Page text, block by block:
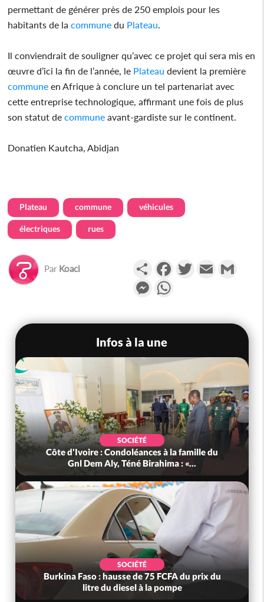
permettant de générer près de 250 emplois pour les
habitants de lacommune du Plateau
Il conviendrait de souligner qu’avec ce projet qui sera mis en
œuvre d’ici la fin de l’année, le Plateau devient la première
commune en Afrique à conclure un tel partenariat avec
cette entreprise technologique, affirmant une fois de plus
son statut decommune avant-gardiste sur le continent.
Donatien Kautcha, Abidjan
Plateau commune véhicules
électriques rues
Par Koaci PartagerFacebookTwitterEmail
Messenger
Infos à la une
SOCIÉTÉ
Côte d'Ivoire : Condoléances à la famille du
Gnl Dem Aly, Téné Birahima : «...
SOCIÉTÉ
Burkina Faso : hausse de 75 FCFA du prix du
litre du diesel à la pompe